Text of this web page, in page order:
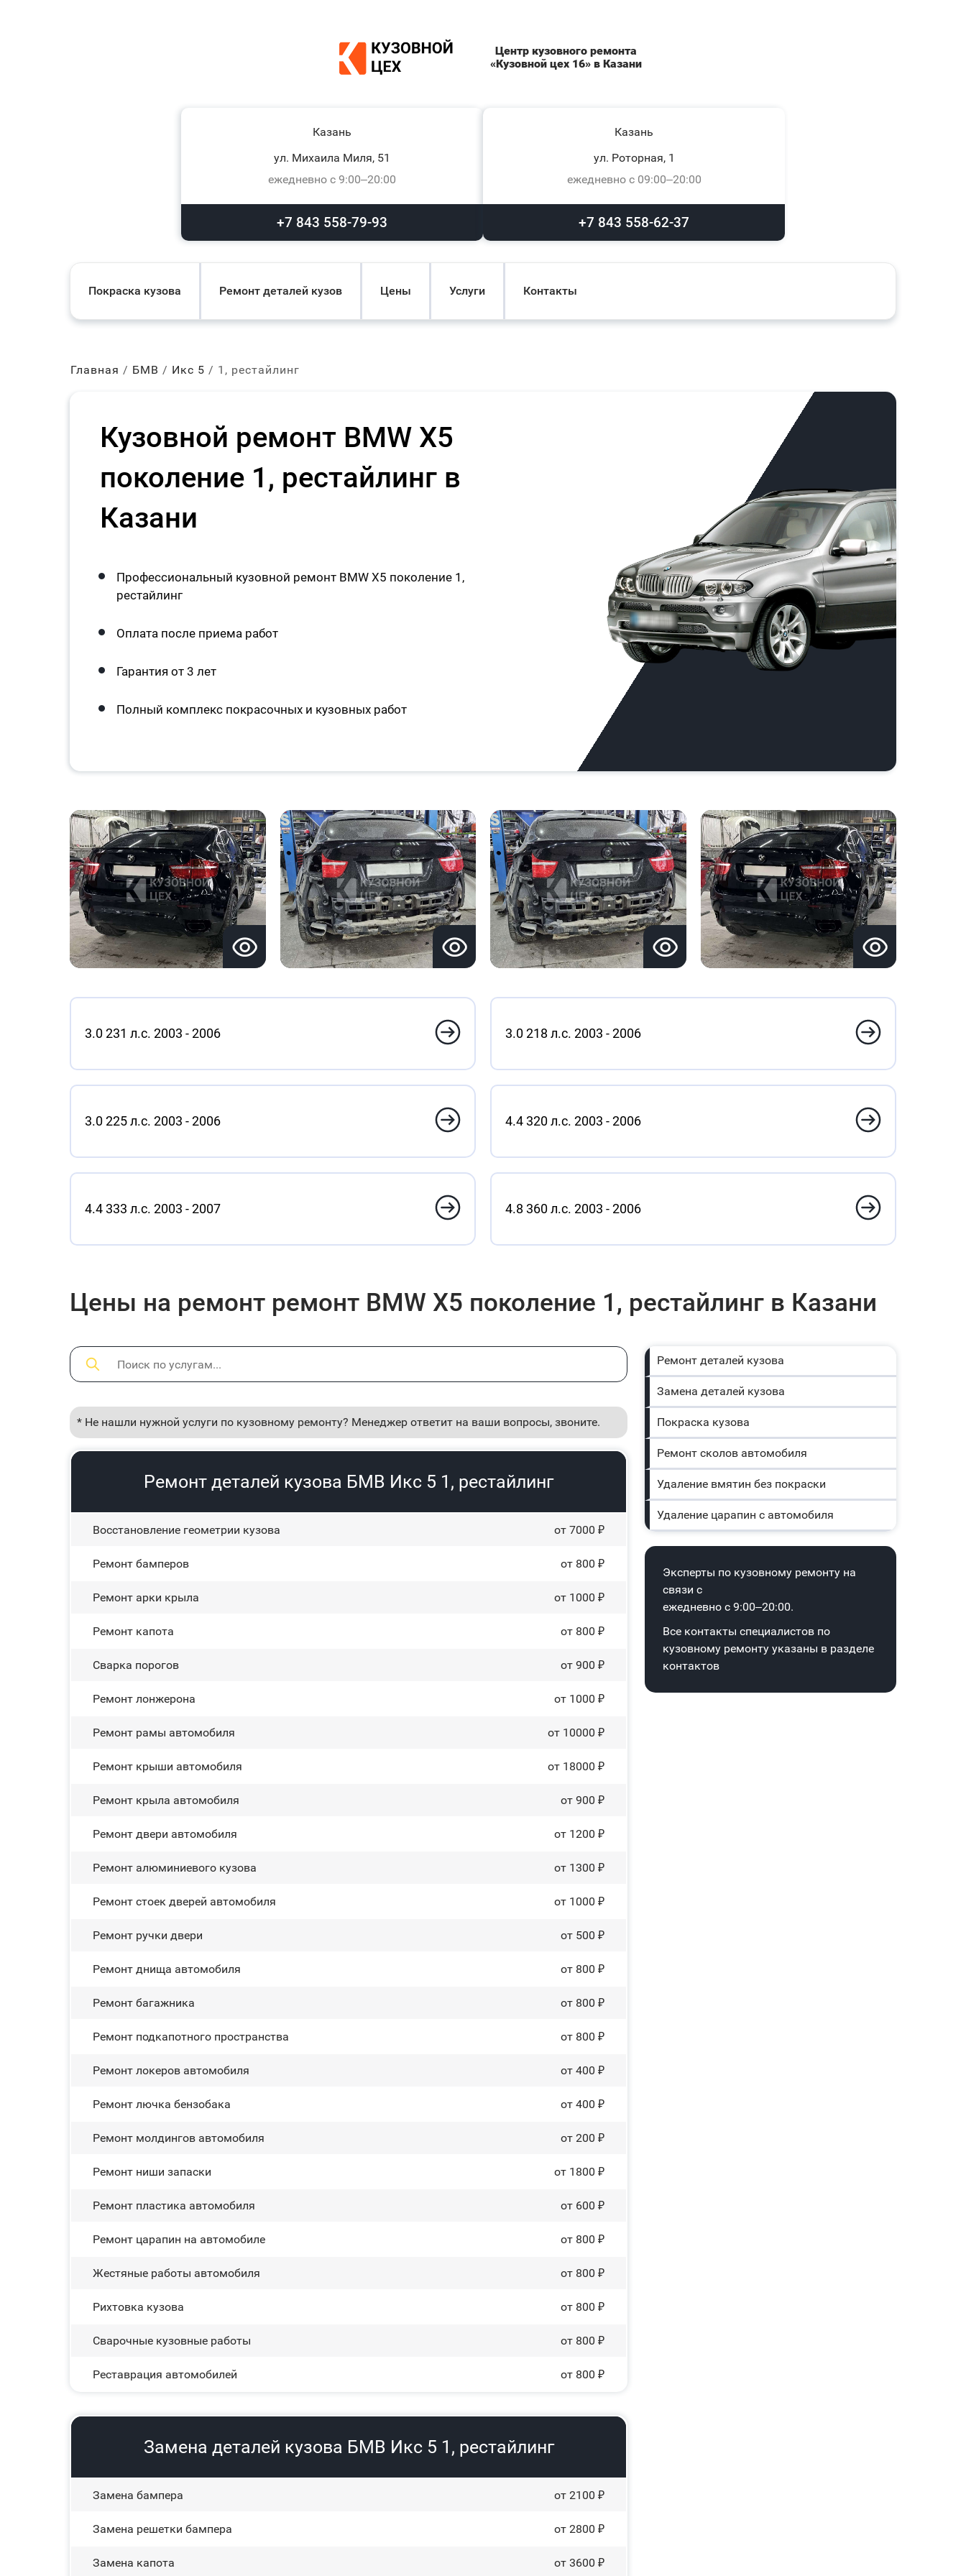
Центр кузовного ремонта
«Кузовной цех 16» в Казани
Казань
ул. Михаила Миля, 51
ежедневно с 9:00–20:00
+7 843 558-79-93
Казань
ул. Роторная, 1
ежедневно с 09:00–20:00
+7 843 558-62-37
Покраска кузова Ремонт деталей кузов Цены Услуги Контакты
Главная БМВ Икс 5 1, рестайлинг
Кузовной ремонт BMW X5
поколение 1, рестайлинг в
Казани
Профессиональный кузовной ремонт BMW X5 поколение 1,
рестайлинг
Оплата после приема работ
Гарантия от 3 лет
Полный комплекс покрасочных и кузовных работ
3.0 231 л.с. 2003 - 2006 3.0 218 л.с. 2003 - 2006
3.0 225 л.с. 2003 - 2006 4.4 320 л.с. 2003 - 2006
4.4 333 л.с. 2003 - 2007 4.8 360 л.с. 2003 - 2006
Цены на ремонт ремонт BMW X5 поколение 1, рестайлинг в Казани
* Не нашли нужной услуги по кузовному ремонту? Менеджер ответит на ваши вопросы, звоните.
Ремонт деталей кузова БМВ Икс 5 1, рестайлинг
Восстановление геометрии кузова от 7000 ₽
Ремонт бамперов от 800 ₽
Ремонт арки крыла от 1000 ₽
Ремонт капота от 800 ₽
Сварка порогов от 900 ₽
Ремонт лонжерона от 1000 ₽
Ремонт рамы автомобиля от 10000 ₽
Ремонт крыши автомобиля от 18000 ₽
Ремонт крыла автомобиля от 900 ₽
Ремонт двери автомобиля от 1200 ₽
Ремонт алюминиевого кузова от 1300 ₽
Ремонт стоек дверей автомобиля от 1000 ₽
Ремонт ручки двери от 500 ₽
Ремонт днища автомобиля от 800 ₽
Ремонт багажника от 800 ₽
Ремонт подкапотного пространства от 800 ₽
Ремонт лoĸepoв автомобиля от 400 ₽
Ремонт лючка бензобака от 400 ₽
Ремонт молдингов автомобиля от 200 ₽
Ремонт ниши запаски от 1800 ₽
Ремонт пластика автомобиля от 600 ₽
Ремонт царапин на автомобиле от 800 ₽
Жестяные работы автомобиля от 800 ₽
Рихтовка кузова от 800 ₽
Сварочные кузовные работы от 800 ₽
Реставрация автомобилей от 800 ₽
Замена деталей кузова БМВ Икс 5 1, рестайлинг
Замена бампера от 2100 ₽
Замена решетки бампера от 2800 ₽
Замена капота от 3600 ₽
Ремонт деталей кузова
Замена деталей кузова
Покраска кузова
Ремонт сколов автомобиля
Удаление вмятин без покраски
Удаление царапин с автомобиля
Эксперты по кузовному ремонту на
связи с
ежедневно с 9:00–20:00.
Все контакты специалистов по
кузовному ремонту указаны в разделе
контактов